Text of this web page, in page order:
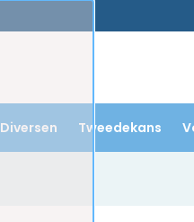
Diversen Tweedekans